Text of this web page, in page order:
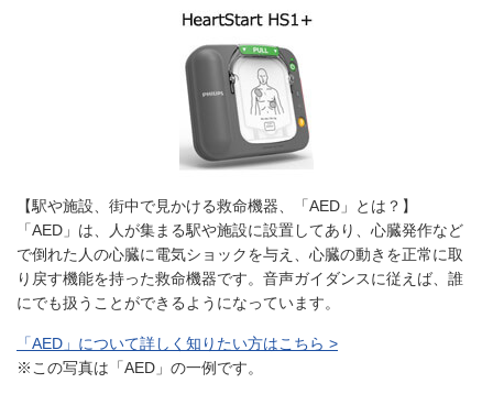
【駅や施設、街中で見かける救命機器、「AED」とは？】
「AED」は、人が集まる駅や施設に設置してあり、心臓発作など
で倒れた人の心臓に電気ショックを与え、心臓の動きを正常に取
り戻す機能を持った救命機器です。音声ガイダンスに従えば、誰
にでも扱うことができるようになっています。
「AED」について詳しく知りたい方はこちら >
※この写真は「AED」の一例です。